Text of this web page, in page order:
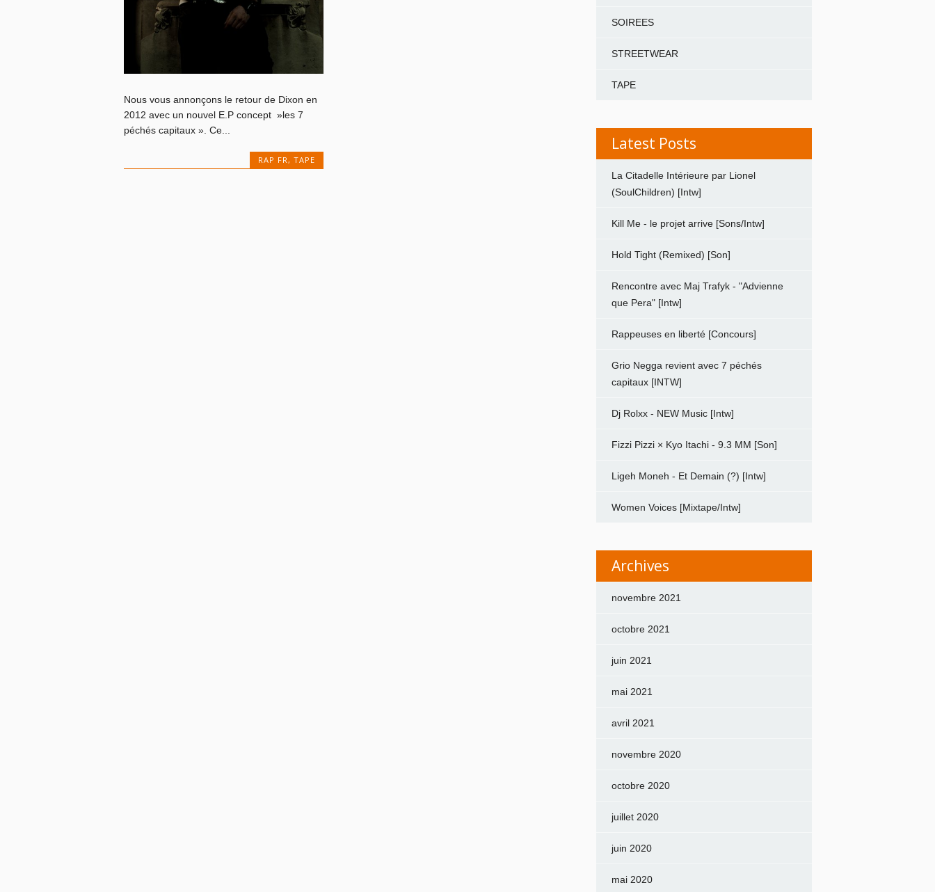
Nous vous annonçons le retour de Dixon en
2012 avec un nouvel E.P concept »les 7
péchés capitaux ». Ce...
RAP FR , TAPE
SOIREES
STREETWEAR
TAPE
Latest Posts
La Citadelle Intérieure par Lionel
(SoulChildren) [Intw]
Kill Me - le projet arrive [Sons/Intw]
Hold Tight (Remixed) [Son]
Rencontre avec Maj Trafyk - "Advienne
que Pera" [Intw]
Rappeuses en liberté [Concours]
Grio Negga revient avec 7 péchés
capitaux [INTW]
Dj Rolxx - NEW Music [Intw]
Fizzi Pizzi × Kyo Itachi - 9.3 MM [Son]
Ligeh Moneh - Et Demain (?) [Intw]
Women Voices [Mixtape/Intw]
Archives
novembre 2021
octobre 2021
juin 2021
mai 2021
avril 2021
novembre 2020
octobre 2020
juillet 2020
juin 2020
mai 2020